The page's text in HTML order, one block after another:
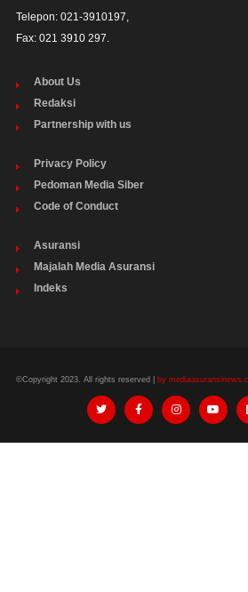
Telepon: 021-3910197,
Fax: 021 3910 297.
About Us
Redaksi
Partnership with us
Privacy Policy
Pedoman Media Siber
Code of Conduct
Asuransi
Majalah Media Asuransi
Indeks
©Copyright 2023. All rights reserved | by